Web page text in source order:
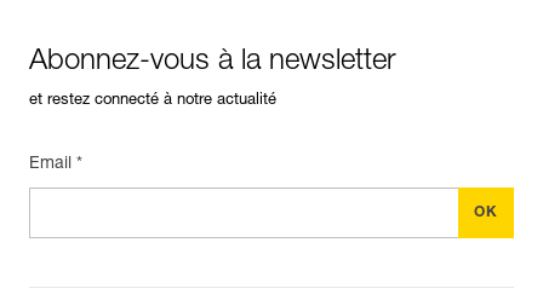
Abonnez-vous à la newsletter
et restez connecté à notre actualité
Email *